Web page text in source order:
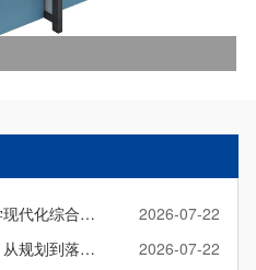
劳技融合创客｜打造中小学现代化综合实践教室
2026-07-22
中小学理化生实验室建设：从规划到落地实操指南
2026-07-22